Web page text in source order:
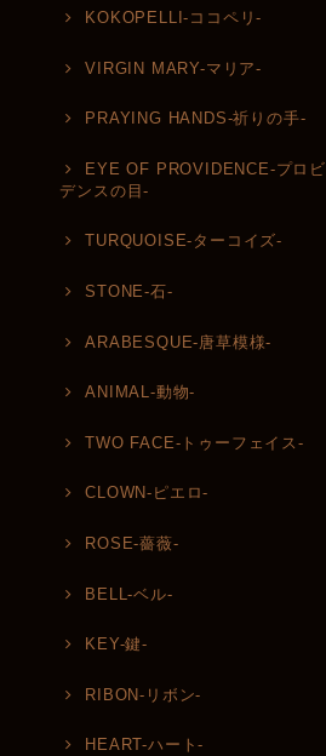
KOKOPELLI-ココペリ-
VIRGIN MARY-マリア-
PRAYING HANDS-祈りの手-
EYE OF PROVIDENCE-プロビ
デンスの目-
TURQUOISE-ターコイズ-
STONE-石-
ARABESQUE-唐草模様-
ANIMAL-動物-
TWO FACE-トゥーフェイス-
CLOWN-ピエロ-
ROSE-薔薇-
BELL-ベル-
KEY-鍵-
RIBON-リボン-
HEART-ハート-